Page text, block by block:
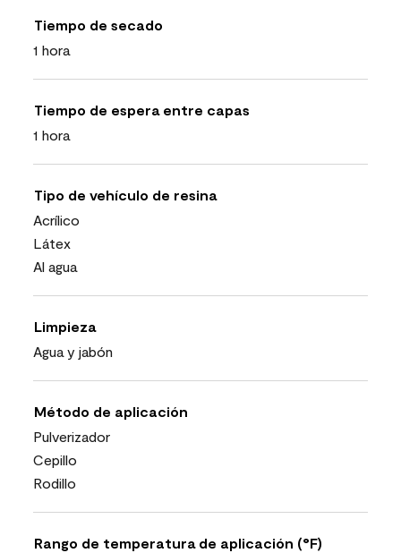
Tiempo de secado
1 hora
Tiempo de espera entre capas
1 hora
Tipo de vehículo de resina
Acrílico
Látex
Al agua
Limpieza
Agua y jabón
Método de aplicación
Pulverizador
Cepillo
Rodillo
Rango de temperatura de aplicación (°F)